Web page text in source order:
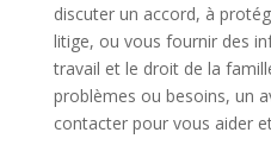
discuter un accord, à
litige, ou vous fournir des
travail et le droit de la
problèmes ou besoins, un
contacter pour vous aider